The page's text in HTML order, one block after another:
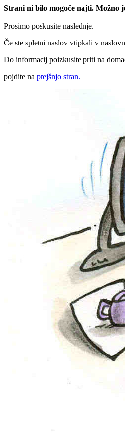
Strani ni bilo mogoče najti. Možno
Prosimo poskusite naslednje.
Če ste spletni naslov vtipkali v
Do informacij poizkusite priti na
pojdite na prejšnjo stran.